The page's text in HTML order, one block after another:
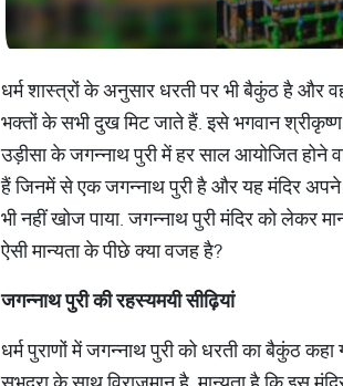
धर्म शास्त्रों के अनुसार धरती पर भी बैकुंठ है और
भक्तों के सभी दुख मिट जाते हैं. इसे भगवान
उड़ीसा के जगन्नाथ पुरी में हर साल आयोजित होने
हैं जिनमें से एक जगन्नाथ पुरी है और यह मंदिर
भी नहीं खोज पाया. जगन्नाथ पुरी मंदिर को लेकर
ऐसी मान्यता के पीछे क्या वजह है?
जगन्नाथ पुरी की रहस्यमयी सीढ़ियां
धर्म पुराणों में जगन्नाथ पुरी को धरती का बैकुंठ